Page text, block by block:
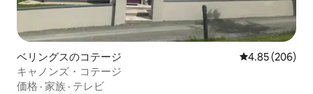
ベリングスのコテージ レビュー206
4.85 (206)
キャノンズ・コテージ
価格 · 家族 · テレビ